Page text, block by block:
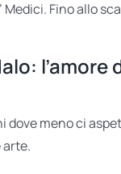
Fino allo
l’amore
dove meno ci